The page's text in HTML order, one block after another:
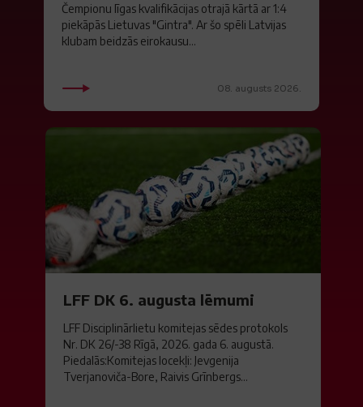
Čempionu līgas kvalifikācijas otrajā kārtā ar 1:4
piekāpās Lietuvas "Gintra". Ar šo spēli Latvijas
klubam beidzās eirokausu...
08. augusts 2026.
LFF DK 6. augusta lēmumi
LFF Disciplinārlietu komitejas sēdes protokols
Nr. DK 26/-38 Rīgā, 2026. gada 6. augustā.
Piedalās:Komitejas locekļi: Jevgenija
Tverjanoviča-Bore, Raivis Grīnbergs...